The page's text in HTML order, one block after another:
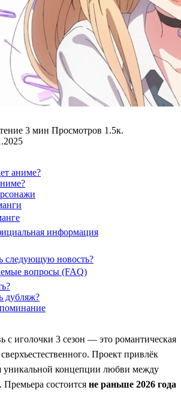
3 мин Просмотров 1.5к.
аниме?
информация
следующую новость?
вопросы (FAQ)
дубляж?
с иголочки 3 сезон — это романтическая
Проект привлёк
уникальной концепции любви между
состоится не раньше 2026 года